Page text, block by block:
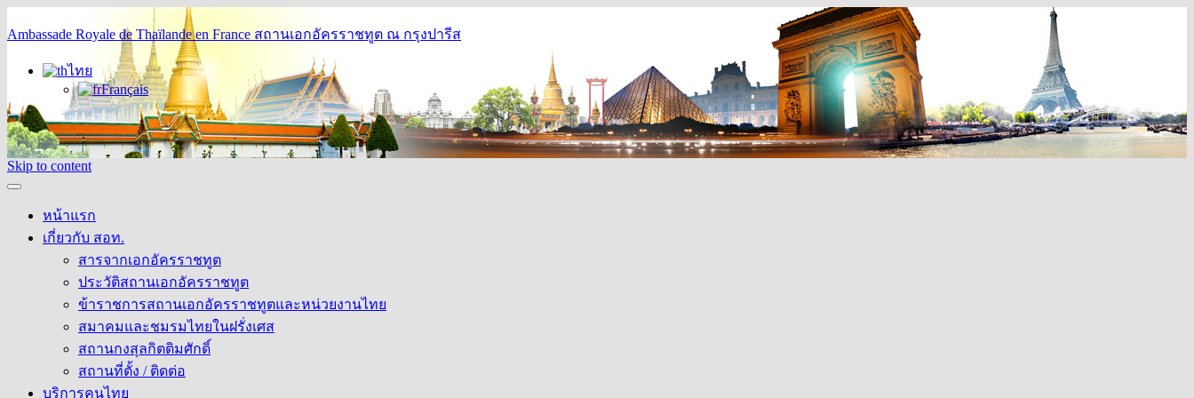
Ambassade Royale de Thaïlande en France สถานเอกอัครราชทูต ณ กรุงปารีส
ไทย
Français
Skip to content
หน้าแรก
เกี่ยวกับ สอท.
สารจากเอกอัครราชทูต
ประวัติสถานเอกอัครราชทูต
ข้าราชการสถานเอกอัครราชทูตและหน่วยงานไทย
สมาคมและชมรมไทยในฝรั่งเศส
สถานกงสุลกิตติมศักดิ์
สถานที่ตั้ง / ติดต่อ
บริการคนไทย